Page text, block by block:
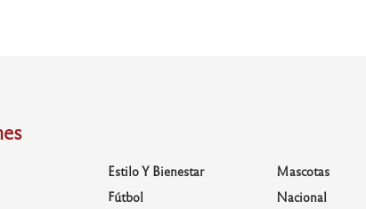
Estilo Y Bienestar
Fútbol
Mascotas
Nacional